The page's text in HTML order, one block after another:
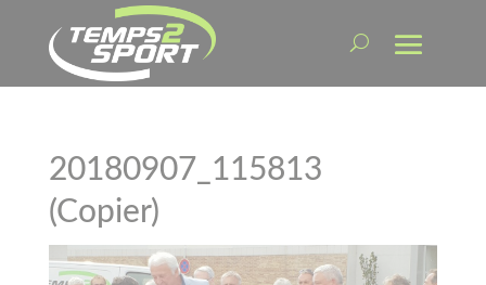
20180907_115813
(Copier)